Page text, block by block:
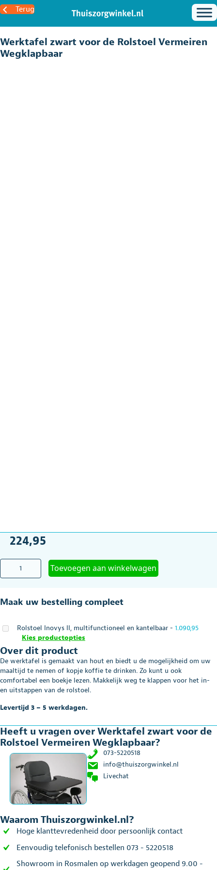
Terug
Werktafel zwart voor de Rolstoel Vermeiren
Wegklapbaar
224,95
Werktafel
Rolstoel
aantal
Toevoegen aan winkelwagen
Maak uw bestelling compleet
Rolstoel Inovys II, multifunctioneel en kantelbaar - 1.090,95
Kies productopties
Over dit product
De werktafel is gemaakt van hout en biedt u de mogelijkheid om uw
maaltijd te nemen of kopje koffie te drinken. Zo kunt u ook
comfortabel een boekje lezen. Makkelijk weg te klappen voor het in-
en uitstappen van de rolstoel.
Levertijd 3 – 5 werkdagen.
Heeft u vragen over Werktafel zwart voor de
Rolstoel Vermeiren Wegklapbaar?
073-5220518
info@thuiszorgwinkel.nl
Livechat
Waarom Thuiszorgwinkel.nl?
Hoge klanttevredenheid door persoonlijk contact
Eenvoudig telefonisch bestellen 073 - 5220518
Showroom in Rosmalen op werkdagen geopend 9.00 -